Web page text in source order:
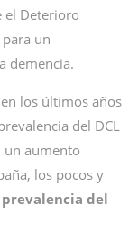
el Deterioro
un
demencia.
los últimos años
del DCL
un aumento
los pocos y
prevalencia del